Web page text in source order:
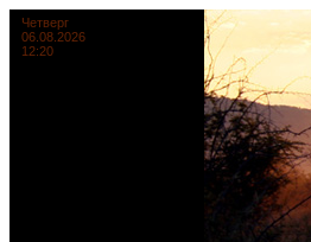
Четверг
06.08.2026
12:20